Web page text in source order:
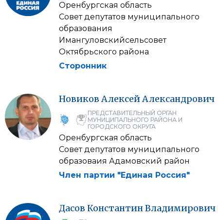
Оренбургская область
Совет депутатов муниципального
образования
Имангуловскийсельсовет
Октябрьского района
Сторонник
Новиков АлексейАлександрович
ПРЕДСТАВИТЕЛЬНЫЙ ОРГАН
МУНИЦИПАЛЬНОГО РАЙОНА И
ГОРОДСКОГО ОКРУГА
Оренбургская область
Совет депутатов муниципального
образоваия Адамовский район
Член партии "Единая Россия"
Дасов КонстантинВладимирович